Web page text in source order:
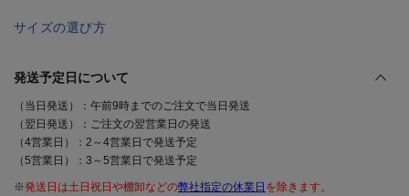
サイズの選び方
発送予定日について
（当日発送）：午前9時までのご注文で当日発送
（翌日発送）：ご注文の翌営業日の発送
（4営業日）：2～4営業日で発送予定
（5営業日）：3～5営業日で発送予定
※発送日は土日祝日や棚卸などの弊社指定の休業日 を除きます。